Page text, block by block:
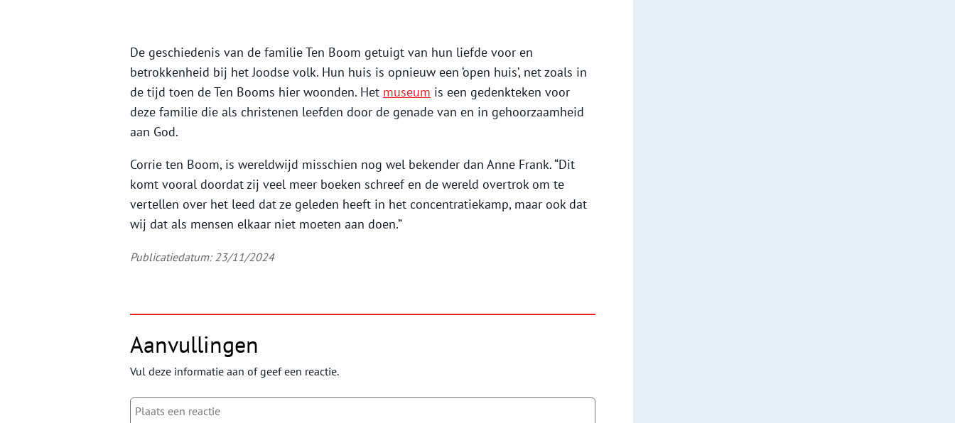
De geschiedenis van de familie Ten Boom getuigt van hun liefde voor en
betrokkenheid bij het Joodse volk. Hun huis is opnieuw een ‘open huis’, net zoals in
de tijd toen de Ten Booms hier woonden. Het museum is een gedenkteken voor
deze familie die als christenen leefden door de genade van en in gehoorzaamheid
aan God.
Corrie ten Boom, is wereldwijd misschien nog wel bekender dan Anne Frank. “Dit
komt vooral doordat zij veel meer boeken schreef en de wereld overtrok om te
vertellen over het leed dat ze geleden heeft in het concentratiekamp, maar ook dat
wij dat als mensen elkaar niet moeten aan doen.”
Publicatiedatum: 23/11/2024
Aanvullingen
Vul deze informatie aan of geef een reactie.